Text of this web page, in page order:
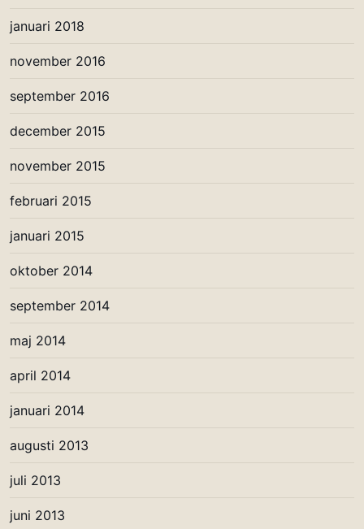
januari 2018
november 2016
september 2016
december 2015
november 2015
februari 2015
januari 2015
oktober 2014
september 2014
maj 2014
april 2014
januari 2014
augusti 2013
juli 2013
juni 2013